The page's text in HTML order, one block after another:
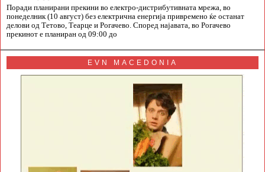
Поради планирани прекини во електро-дистрибутивната мрежа, во
понеделник (10 август) без електрична енергија привремено ќе останат
делови од Тетово, Теарце и Рогачево. Според најавата, во Рогачево
прекинот е планиран од 09:00 до
EVN MACEDONIA